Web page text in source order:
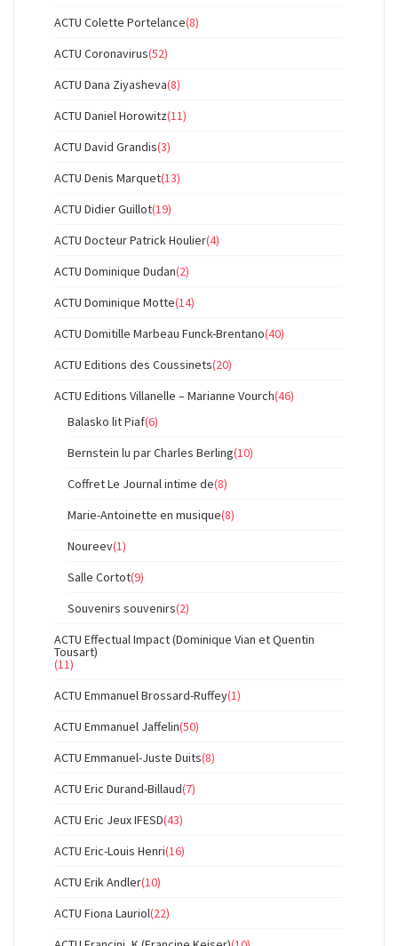
ACTU Colette Portelance(8)
ACTU Coronavirus(52)
ACTU Dana Ziyasheva(8)
ACTU Daniel Horowitz(11)
ACTU David Grandis(3)
ACTU Denis Marquet(13)
ACTU Didier Guillot(19)
ACTU Docteur Patrick Houlier(4)
ACTU Dominique Dudan(2)
ACTU Dominique Motte(14)
ACTU Domitille Marbeau Funck-Brentano(40)
ACTU Editions des Coussinets(20)
ACTU Editions Villanelle – Marianne Vourch(46)
Balasko lit Piaf(6)
Bernstein lu par Charles Berling(10)
Coffret Le Journal intime de(8)
Marie-Antoinette en musique(8)
Noureev(1)
Salle Cortot(9)
Souvenirs souvenirs(2)
ACTU Effectual Impact (Dominique Vian et Quentin
Tousart)
(11)
ACTU Emmanuel Brossard-Ruffey(1)
ACTU Emmanuel Jaffelin(50)
ACTU Emmanuel-Juste Duits(8)
ACTU Eric Durand-Billaud(7)
ACTU Eric Jeux IFESD(43)
ACTU Eric-Louis Henri(16)
ACTU Erik Andler(10)
ACTU Fiona Lauriol(22)